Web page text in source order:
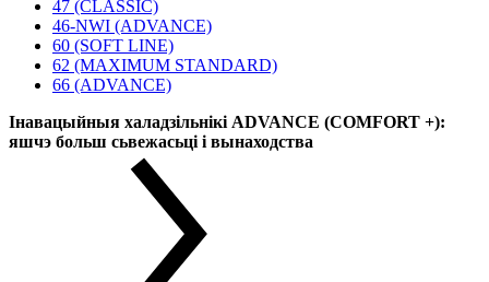
47 (CLASSIC)
46-NWI (ADVANCE)
60 (SOFT LINE)
62 (MAXIMUM STANDARD)
66 (ADVANCE)
Інавацыйныя халадзільнікі ADVANCE (COMFORT +):
яшчэ больш сьвежасьці і вынаходства